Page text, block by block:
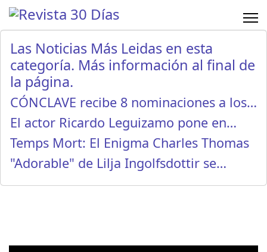
Las Noticias Más Leidas en esta
categoría. Más información al final de
la página.
CÓNCLAVE recibe 8 nominaciones a los…
El actor Ricardo Leguizamo pone en…
Temps Mort: El Enigma Charles Thomas
"Adorable" de Lilja Ingolfsdottir se…